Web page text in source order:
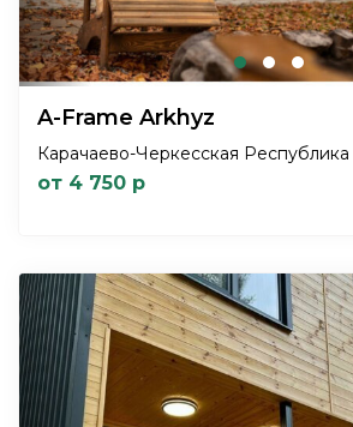
A-Frame Arkhyz
Карачаево-Черкесская
от 4 750 р